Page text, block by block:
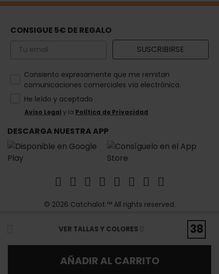
VER TALLAS Y COLORES 38
AÑADIR AL CARRITO
CONSIGUE 5€ DE REGALO
Email SUSCRIBIRSE
How would you like to hear from us?
Consiento expresamente que me remitan
comunicaciones comerciales vía electrónica.
He leído y aceptado
Aviso Legal y la Política de Privacidad.
DESCARGA NUESTRA APP
© 2026 Catchalot.™ All rights reserved.